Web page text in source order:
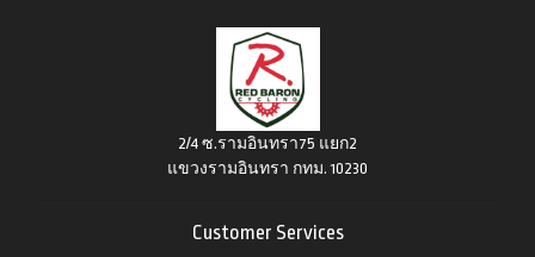
2/4 ซ.รามอินทรา75 แยก2
แขวงรามอินทรา กทม. 10230
Customer Services